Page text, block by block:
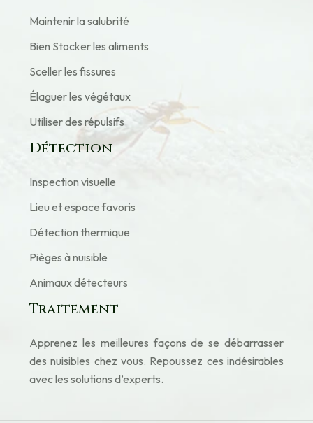
Maintenir la salubrité
Bien Stocker les aliments
Sceller les fissures
Élaguer les végétaux
Utiliser des répulsifs
Détection
Inspection visuelle
Lieu et espace favoris
Détection thermique
Pièges à nuisible
Animaux détecteurs
Traitement
Apprenez les meilleures façons de se débarrasser
des nuisibles chez vous. Repoussez ces indésirables
avec les solutions d’experts.